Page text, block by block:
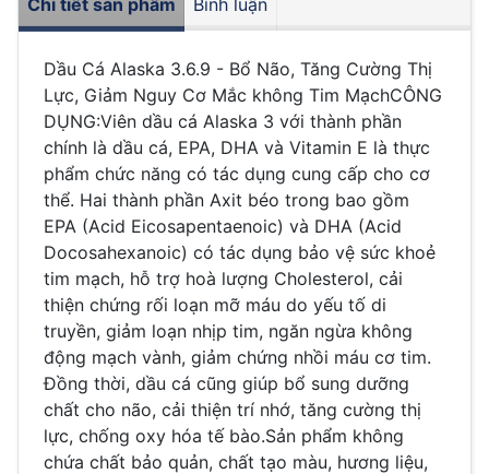
Dầu Cá Alaska 3.6.9 - Bổ Não, Tăng Cường Thị
Lực, Giảm Nguy Cơ Mắc không Tim MạchCÔNG
DỤNG:Viên dầu cá Alaska 3 với thành phần
chính là dầu cá, EPA, DHA và Vitamin E là thực
phẩm chức năng có tác dụng cung cấp cho cơ
thể. Hai thành phần Axit béo trong bao gồm
EPA (Acid Eicosapentaenoic) và DHA (Acid
Docosahexanoic) có tác dụng bảo vệ sức khoẻ
tim mạch, hỗ trợ hoà lượng Cholesterol, cải
thiện chứng rối loạn mỡ máu do yếu tố di
truyền, giảm loạn nhịp tim, ngăn ngừa không
động mạch vành, giảm chứng nhồi máu cơ tim.
Đồng thời, dầu cá cũng giúp bổ sung dưỡng
chất cho não, cải thiện trí nhớ, tăng cường thị
lực, chống oxy hóa tế bào.Sản phẩm không
chứa chất bảo quản, chất tạo màu, hương liệu,